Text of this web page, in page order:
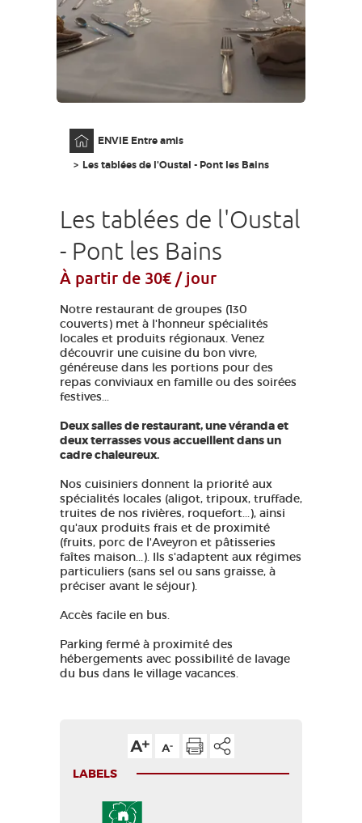
MA SÉLECTION
FR
ENVIE Entre amis
Les tablées de l'Oustal - Pont les Bains
Les tablées de l'Oustal
- Pont les Bains
À partir de 30€ / jour
Notre restaurant de groupes (130
couverts) met à l'honneur spécialités
locales et produits régionaux. Venez
découvrir une cuisine du bon vivre,
généreuse dans les portions pour des
repas conviviaux en famille ou des soirées
festives...
Deux salles de restaurant, une véranda et
deux terrasses vous accueillent dans un
cadre chaleureux.
Nos cuisiniers donnent la priorité aux
spécialités locales (aligot, tripoux, truffade,
truites de nos rivières, roquefort...), ainsi
qu'aux produits frais et de proximité
(fruits, porc de l'Aveyron et pâtisseries
faîtes maison...). Ils s'adaptent aux régimes
particuliers (sans sel ou sans graisse, à
préciser avant le séjour).
Accès facile en bus.
Parking fermé à proximité des
hébergements avec possibilité de lavage
du bus dans le village vacances.
LABELS